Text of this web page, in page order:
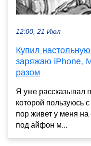
12:00, 21 Июл
Купил
заряжаю iPhone,
разом
Я уже рассказывал
которой пользуюсь
пор живет у меня на
под айфон м...